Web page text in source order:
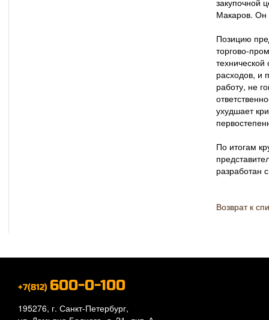
закупочной
Макаров. Он
Позицию
торгово-
расходов, и
работу, не
ухудшает
По итогам
разработан
Возврат к
+7(812) 600-0-100
195276, г. Санкт-Петербург,